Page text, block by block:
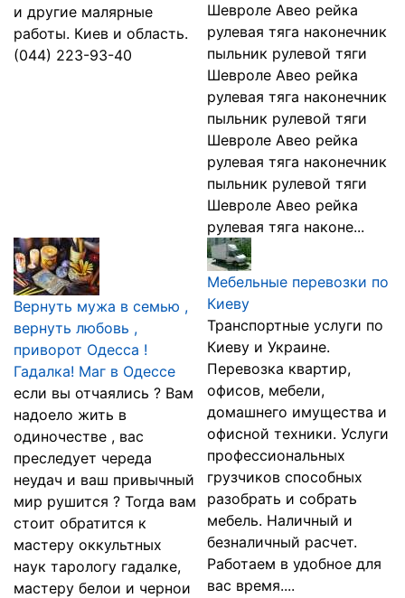
и другие малярные
работы. Киев и область.
(044) 223-93-40
Шевроле Авео рейка
рулевая тяга наконечник
пыльник рулевой тяги
Шевроле Авео рейка
рулевая тяга наконечник
пыльник рулевой тяги
Шевроле Авео рейка
рулевая тяга наконечник
пыльник рулевой тяги
Шевроле Авео рейка
рулевая тяга наконе...
Вернуть мужа в семью ,
вернуть любовь ,
приворот Одесса !
Гадалка! Маг в Одессе
если вы отчаялись ? Вам
надоело жить в
одиночестве , вас
преследует череда
неудач и ваш привычный
мир рушится ? Тогда вам
стоит обратится к
мастеру оккультных
наук тарологу гадалке,
мастеру белои и чернои
Мебельные перевозки по
Киеву
Транспортные услуги по
Киеву и Украине.
Перевозка квартир,
офисов, мебели,
домашнего имущества и
офисной техники. Услуги
профессиональных
грузчиков способных
разобрать и собрать
мебель. Наличный и
безналичный расчет.
Работаем в удобное для
вас время....